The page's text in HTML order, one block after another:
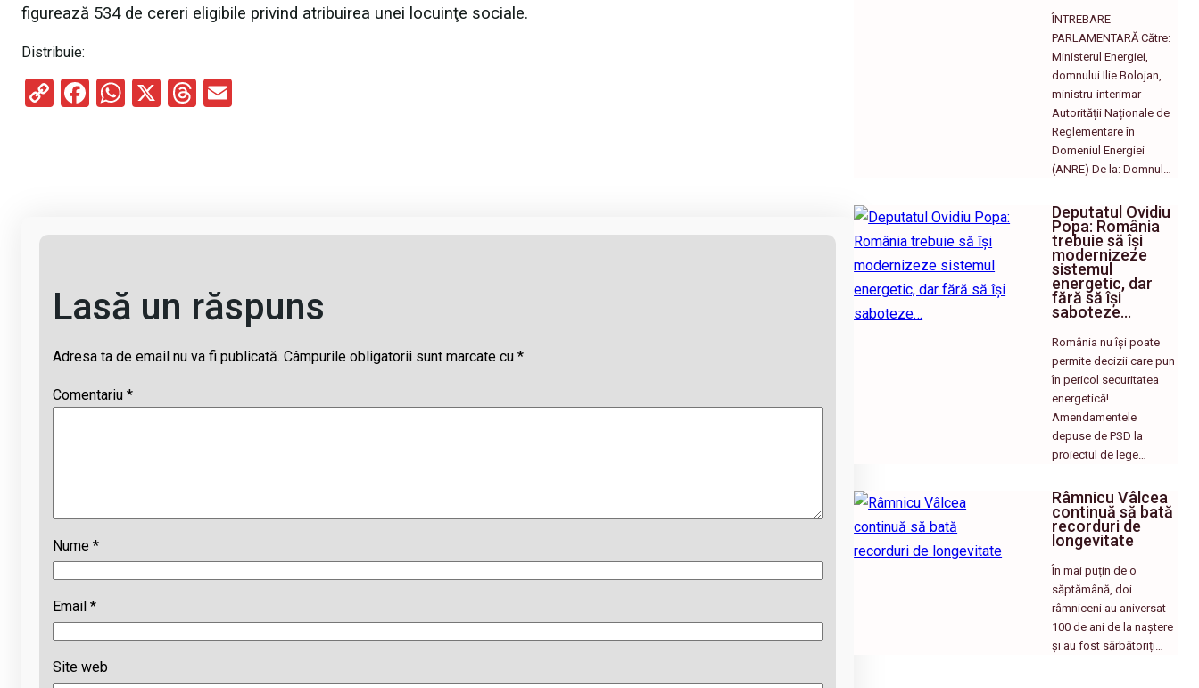
figurează 534 de cereri eligibile privind atribuirea unei locuinţe sociale.
Distribuie:
C
k
F
o
W
p
X
T
s
Lasă un răspuns
Adresa ta de email nu va fi publicată. Câmpurile obligatorii sunt marcate cu *
Comentariu *
Nume *
Email *
Site web
ÎNTREBARE
PARLAMENTARĂ Către:
Ministerul Energiei,
domnului Ilie Bolojan,
ministru-interimar
Autorității Naționale de
Reglementare în
Domeniul Energiei
(ANRE) De la: Domnul…
Deputatul Ovidiu
Popa: România
trebuie să își
modernizeze
sistemul
energetic, dar
fără să își
saboteze…
România nu își poate
permite decizii care pun
în pericol securitatea
energetică!
Amendamentele
depuse de PSD la
proiectul de lege…
Râmnicu Vâlcea
continuă să bată
recorduri de
longevitate
În mai puțin de o
săptămână, doi
râmniceni au aniversat
100 de ani de la naștere
și au fost sărbătoriți…